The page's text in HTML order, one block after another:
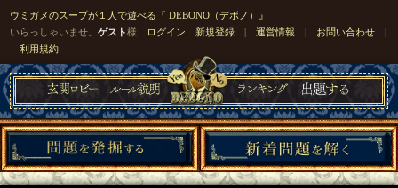
ウミガメのスープが１人で遊べる『 DEBONO（デボノ）』
いらっしゃいませ。ゲスト様 ログイン 新規登録 |運営情報 | お問い合わせ |
利用規約